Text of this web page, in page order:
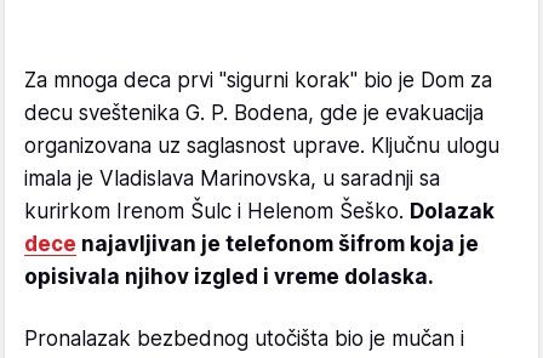
Za mnoga deca prvi "sigurni korak" bio je Dom za
decu sveštenika G. P. Bodena, gde je evakuacija
organizovana uz saglasnost uprave. Ključnu ulogu
imala je Vladislavа Marinovska, u saradnji sa
kurirkom Irenom Šulc i Helenom Šeško. Dolazak
dece najavljivan je telefonom šifrom koja je
opisivala njihov izgled i vreme dolaska.
Pronalazak bezbednog utočišta bio je mučan i